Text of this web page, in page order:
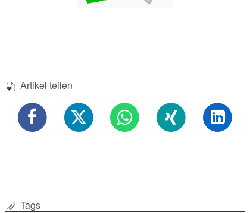
Artikel teilen
Tags